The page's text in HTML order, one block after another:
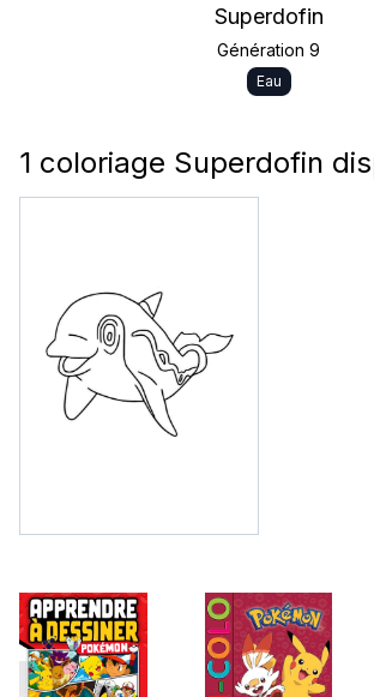
Superdofin
Génération 9
Eau
1 coloriage Superdofin